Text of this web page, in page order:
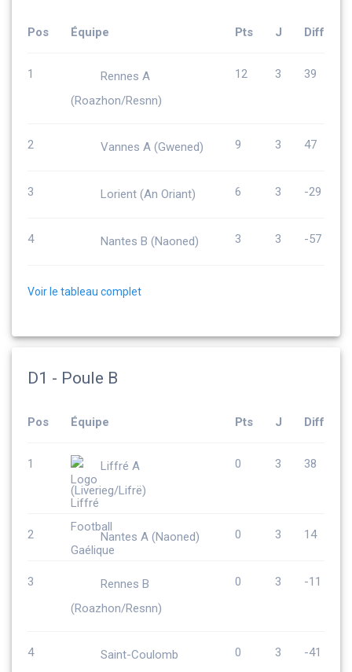
Pos Équipe Pts J Diff
1
Rennes A
(Roazhon/Resnn)
12 3 39
2 Vannes A (Gwened) 9 3 47
3 Lorient (An Oriant) 6 3 -29
4 Nantes B (Naoned) 3 3 -57
Voir le tableau complet
D1 - Poule B
Pos Équipe Pts J Diff
1
Liffré A
(Liverieg/Lifrë)
0 3 38
2 Nantes A (Naoned) 0 3 14
3
Rennes B
(Roazhon/Resnn)
0 3 -11
4
Saint-Coulomb
0 3 -41